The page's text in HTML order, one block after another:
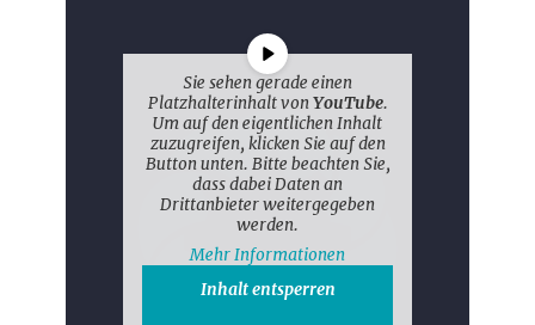
Sie sehen gerade einen
Platzhalterinhalt vonYouTube.
Um auf den eigentlichen Inhalt
zuzugreifen, klicken Sie auf den
Button unten. Bitte beachten Sie,
dass dabei Daten an
Drittanbieter weitergegeben
werden.
Mehr Informationen
Inhalt entsperren